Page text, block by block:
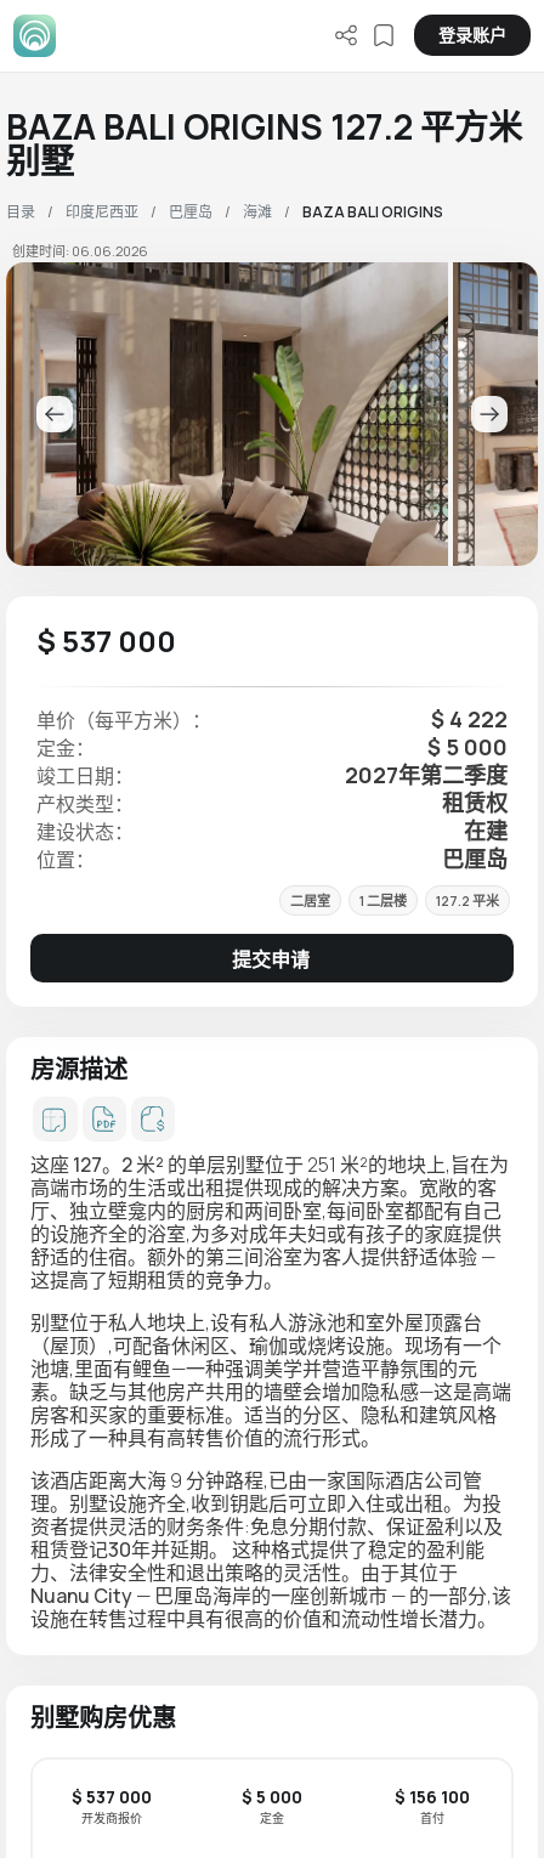
登录账户
BAZA BALI ORIGINS 127.2 平方米
别墅
目录 印度尼西亚 巴厘岛 海滩 BAZA BALI ORIGINS
创建时间: 06.06.2026
$ 537 000
单价（每平方米）： $ 4 222
定金： $ 5 000
竣工日期： 2027年第二季度
产权类型： 租赁权
建设状态： 在建
位置： 巴厘岛
二居室 1 二层楼 127.2 平米
提交申请
房源描述
这座 127。2 米² 的单层别墅位于 251 米²的地块上,旨在为
高端市场的生活或出租提供现成的解决方案。宽敞的客
厅、独立壁龛内的厨房和两间卧室,每间卧室都配有自己
的设施齐全的浴室,为多对成年夫妇或有孩子的家庭提供
舒适的住宿。额外的第三间浴室为客人提供舒适体验 —
这提高了短期租赁的竞争力。
别墅位于私人地块上,设有私人游泳池和室外屋顶露台
（屋顶） ,可配备休闲区、瑜伽或烧烤设施。现场有一个
池塘,里面有鲤鱼—一种强调美学并营造平静氛围的元
素。缺乏与其他房产共用的墙壁会增加隐私感—这是高端
房客和买家的重要标准。适当的分区、隐私和建筑风格
形成了一种具有高转售价值的流行形式。
该酒店距离大海 9 分钟路程,已由一家国际酒店公司管
理。别墅设施齐全,收到钥匙后可立即入住或出租。为投
资者提供灵活的财务条件:免息分期付款、保证盈利以及
租赁登记30年并延期。 这种格式提供了稳定的盈利能
力、法律安全性和退出策略的灵活性。由于其位于
Nuanu City— 巴厘岛海岸的一座创新城市 — 的一部分,该
设施在转售过程中具有很高的价值和流动性增长潜力。
别墅购房优惠
$ 537 000
开发商报价
$ 5 000
定金
$ 156 100
首付